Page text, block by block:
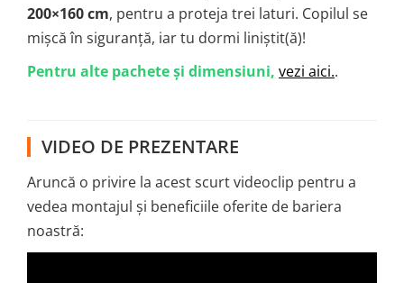
200×160 cm, pentru a proteja trei laturi. Copilul se
mișcă în siguranță, iar tu dormi liniștit(ă)!
Pentru alte pachete și dimensiuni, vezi aici..
VIDEO DE PREZENTARE
Aruncă o privire la acest scurt videoclip pentru a
vedea montajul și beneficiile oferite de bariera
noastră: